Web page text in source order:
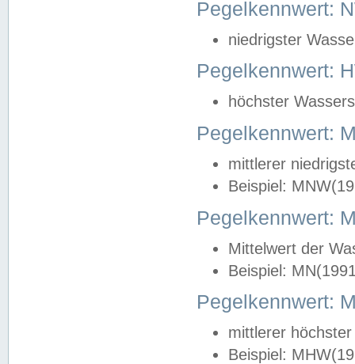
Pegelkennwert:
niedrigster
Pegelkennwert:
höchster
Pegelkennwert:
mittlerer
Beispiel:
Pegelkennwert:
Mittelwert der
Beispiel:
Pegelkennwert:
mittlerer
Beispiel: